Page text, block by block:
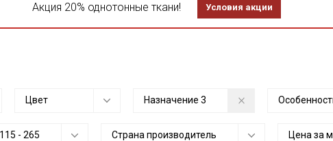
Акция 20% однотонные ткани! Условия акции
Цвет Назначение 3
115 - 265 Страна производитель Цена за